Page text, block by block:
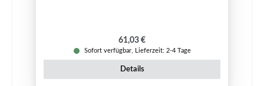
Regulärer Preis:
61,03 €
Sofort verfügbar, Lieferzeit: 2-4 Tage
Details